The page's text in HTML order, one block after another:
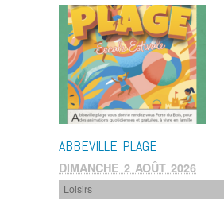
ABBEVILLE PLAGE
DIMANCHE 2 AOÛT 2026
Loisirs